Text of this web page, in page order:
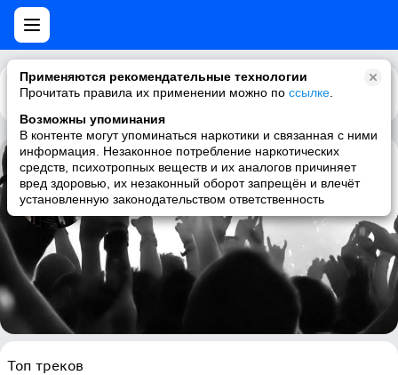
Применяются рекомендательные технологии
Прочитать правила их применении можно по ссылке
Возможны упоминания
В контенте могут упоминаться наркотики и связанная с ними
информация. Незаконное потребление наркотических
средств, психотропных веществ и их аналогов причиняет
вред здоровью, их незаконный оборот запрещён и влечёт
установленную законодательством ответственность
Каталог Рекомендации
Yomo
reggaeton
Топ треков